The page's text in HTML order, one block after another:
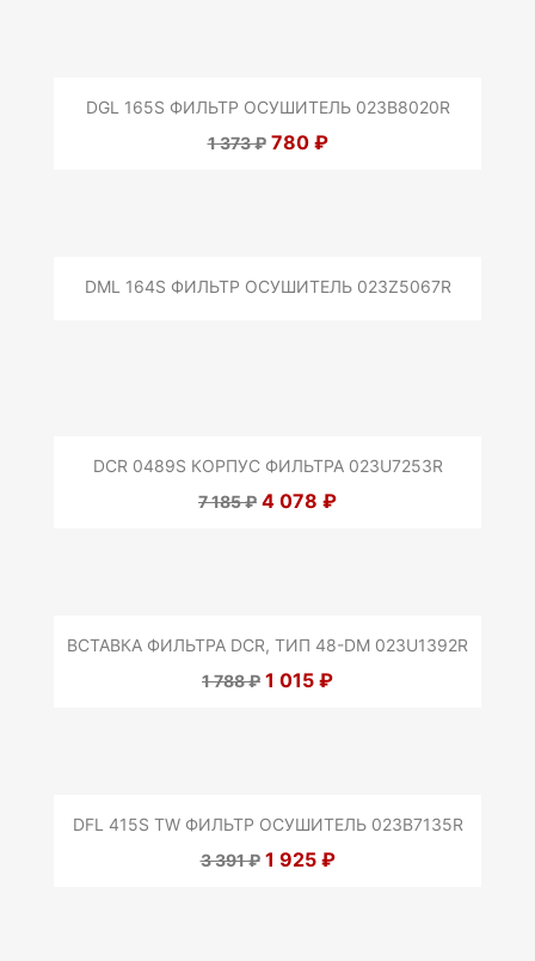
DGL 165S ФИЛЬТР ОСУШИТЕЛЬ 023B8020R
1 373 ₽ 780 ₽
DML 164S ФИЛЬТР ОСУШИТЕЛЬ 023Z5067R
DCR 0489S КОРПУС ФИЛЬТРА 023U7253R
7 185 ₽ 4 078 ₽
ВСТАВКА ФИЛЬТРА DCR, ТИП 48-DM 023U1392R
1 788 ₽ 1 015 ₽
DFL 415S TW ФИЛЬТР ОСУШИТЕЛЬ 023B7135R
3 391 ₽ 1 925 ₽